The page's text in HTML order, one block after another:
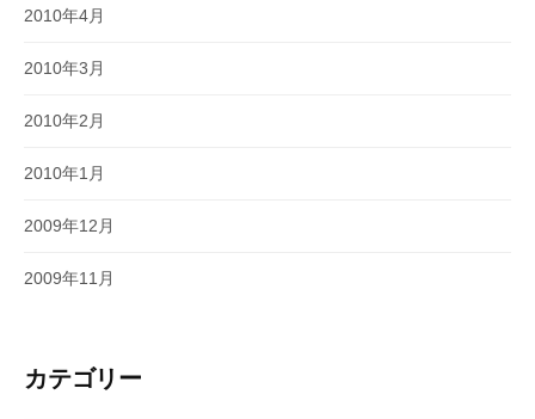
2010年4月
2010年3月
2010年2月
2010年1月
2009年12月
2009年11月
カテゴリー